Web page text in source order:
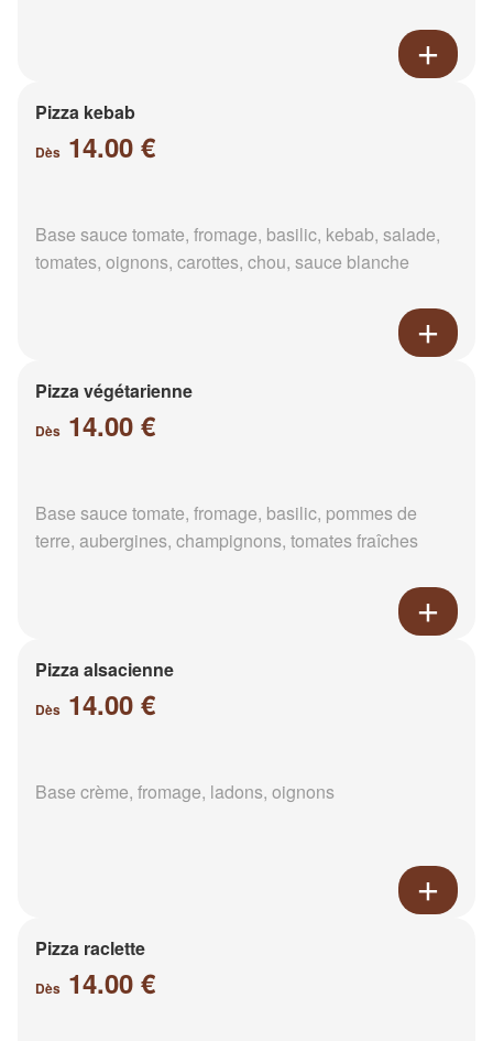
Pizza kebab
Dès 14.00 €
Base sauce tomate, fromage, basilic, kebab, salade,
tomates, oignons, carottes, chou, sauce blanche
Pizza végétarienne
Dès 14.00 €
Base sauce tomate, fromage, basilic, pommes de
terre, aubergines, champignons, tomates fraîches
Pizza alsacienne
Dès 14.00 €
Base crème, fromage, ladons, oignons
Pizza raclette
Dès 14.00 €